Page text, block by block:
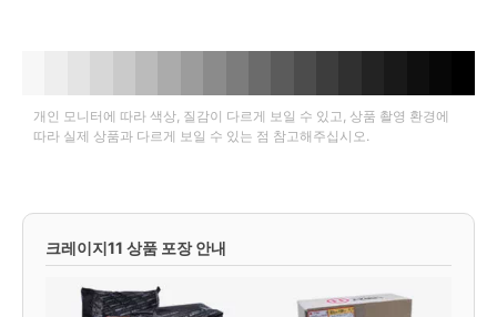
개인 모니터에 따라 색상, 질감이 다르게 보일 수 있고, 상품 촬영 환경에
따라 실제 상품과 다르게 보일 수 있는 점 참고해주십시오.
크레이지11 상품 포장 안내